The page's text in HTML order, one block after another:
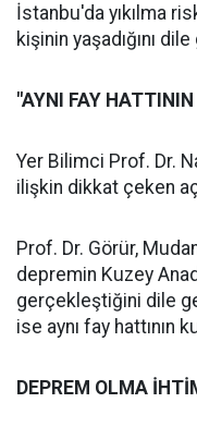
İstanbu'da yıkılma
kişinin yaşadığını
"AYNI FAY
Yer Bilimci Prof. Dr.
ilişkin dikkat çeken
Prof. Dr. Görür,
depremin Kuzey
gerçekleştiğini dile
ise aynı fay hattının
DEPREM OLMA